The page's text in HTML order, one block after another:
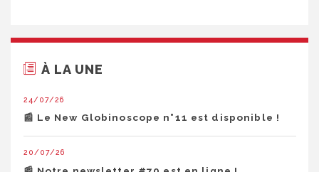
À LA UNE
24/07/26
📰 Le New Globinoscope n°11 est disponible !
20/07/26